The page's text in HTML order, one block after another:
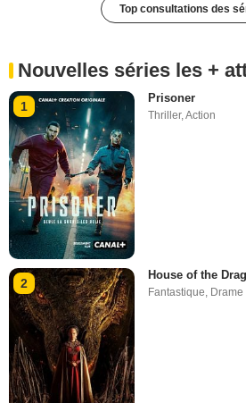
Top consultations des
Nouvelles séries les +
1
Prisoner
Thriller,Action
2
House of the
Fantastique, Drame